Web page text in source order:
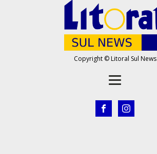
Copyright © Litoral Sul News